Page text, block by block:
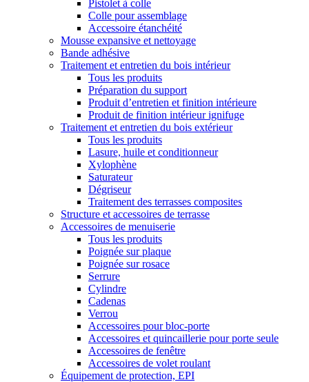
Pistolet à colle
Colle pour assemblage
Accessoire étanchéité
Mousse expansive et nettoyage
Bande adhésive
Traitement et entretien du bois intérieur
Tous les produits
Préparation du support
Produit d’entretien et finition intérieure
Produit de finition intérieur ignifuge
Traitement et entretien du bois extérieur
Tous les produits
Lasure, huile et conditionneur
Xylophène
Saturateur
Dégriseur
Traitement des terrasses composites
Structure et accessoires de terrasse
Accessoires de menuiserie
Tous les produits
Poignée sur plaque
Poignée sur rosace
Serrure
Cylindre
Cadenas
Verrou
Accessoires pour bloc-porte
Accessoires et quincaillerie pour porte seule
Accessoires de fenêtre
Accessoires de volet roulant
Équipement de protection, EPI